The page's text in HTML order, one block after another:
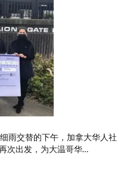
雨交替的下午，加拿大华人社
次出发，为大温哥华…